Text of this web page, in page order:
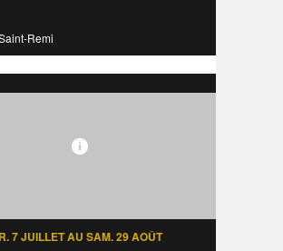
Remi
7 JUILLET AU SAM. 29 AOÛT